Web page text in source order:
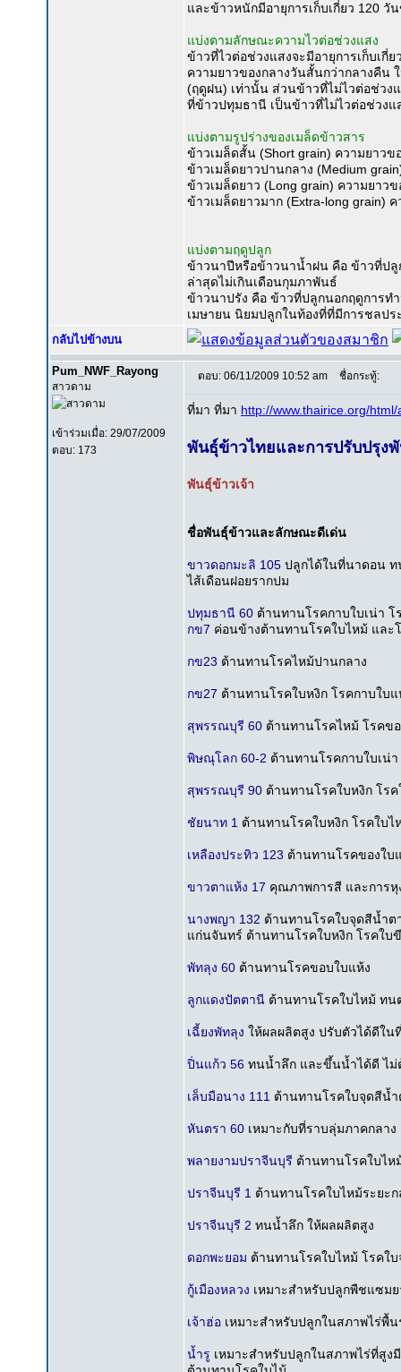
และข้าวหนักมีอายุการเก็บเกี่ยว 120 วั
แบ่งตามลักษณะความไวต่อช่วงแสง
ข้าวที่ไวต่อช่วงแสงจะมีอายุการเก็บเกี่
ความยาวของกลางวันสั้นกว่ากลางคืน
(ฤดูฝน) เท่านั้น ส่วนข้าวที่ไม่ไวต่อช่วง
ที่ข้าวปทุมธานี เป็นข้าวที่ไม่ไวต่อช่วงแ
แบ่งตามรูปร่างของเมล็ดข้าวสาร
ข้าวเมล็ดสั้น (Short grain) ความยาวข
ข้าวเมล็ดยาวปานกลาง (Medium
ข้าวเมล็ดยาว (Long grain) ความยาว
ข้าวเมล็ดยาวมาก (Extra-long grain)
แบ่งตามฤดูปลูก
ข้าวนาปีหรือข้าวนาน้ำฝน คือ ข้าวที่ปลู
ล่าสุดไม่เกินเดือนกุมภาพันธ์
ข้าวนาปรัง คือ ข้าวที่ปลูกนอกฤดูการทำ
เมษายน นิยมปลูกในท้องที่ที่มีการชลป
กลับไปข้างบน
Pum_NWF_Rayong
สาวดาม
เข้าร่วมเมื่อ: 29/07/2009
ตอบ: 173
ตอบ: 06/11/2009 10:52 am ชื่อกระทู้:
ที่มา ที่มา http://www.thairice.org/
พันธุ์ข้าวไทยและการปรับปรุง
พันธุ์ข้าวเจ้า
ชื่อพันธุ์ข้าวและลักษณะดีเด่น
ขาวดอกมะลิ 105 ปลูกได้ในที่นาดอน
ไส้เดือนฝอยรากปม
ปทุมธานี 60 ต้านทานโรคกาบใบเน่า โ
กข7 ค่อนข้างต้านทานโรคใบไหม้ แล
กข23 ต้านทานโรคไหม้ปานกลาง
กข27 ต้านทานโรคใบหงิก โรคกาบใบ
สุพรรณบุรี 60 ต้านทานโรคไหม้ โรคข
พิษณุโลก 60-2 ต้านทานโรคกาบใบเน่
สุพรรณบุรี 90 ต้านทานโรคใบหงิก โร
ชัยนาท 1 ต้านทานโรคใบหงิก โรคใบ
เหลืองประทิว 123 ต้านทานโรคของใบ
ขาวตาแห้ง 17 คุณภาพการสี และการ
นางพญา 132 ต้านทานโรคใบจุดสีน้ำต
แก่นจันทร์ ต้านทานโรคใบหงิก โรคใบ
พัทลุง 60 ต้านทานโรคขอบใบแห้ง
ลูกแดงปัตตานี ต้านทานโรคใบไหม้ ทน
เฉี้ยงพัทลุง ให้ผลผลิตสูง ปรับตัวได้ดีใ
ปิ่นแก้ว 56 ทนน้ำลึก และขึ้นน้ำได้ดี ไม่
เล็บมือนาง 111 ต้านทานโรคใบจุดสีน้
หันตรา 60 เหมาะกับที่ราบลุ่มภาคกลา
พลายงามปราจีนบุรี ต้านทานโรคใบไห
ปราจีนบุรี 1 ต้านทานโรคใบไหม้ระยะ
ปราจีนบุรี 2 ทนน้ำลึก ให้ผลผลิตสูง
ดอกพะยอม ต้านทานโรคใบไหม้ โรคใ
กู้เมืองหลวง เหมาะสำหรับปลูกพืชแซม
เจ้าฮ่อ เหมาะสำหรับปลูกในสภาพไร่พื้
น้ำรู เหมาะสำหรับปลูกในสภาพไร่ที่สูง